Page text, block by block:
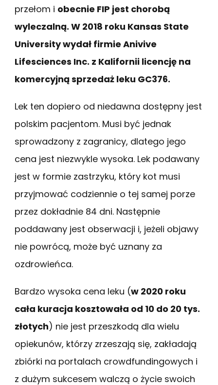
przełom i obecnie FIP jest chorobą
wyleczalną. W 2018 roku Kansas State
University wydał firmie Anivive
Lifesciences Inc. z Kalifornii licencję na
komercyjną sprzedaż leku GC376.
Lek ten dopiero od niedawna dostępny jest
polskim pacjentom. Musi być jednak
sprowadzony z zagranicy, dlatego jego
cena jest niezwykle wysoka. Lek podawany
jest w formie zastrzyku, który kot musi
przyjmować codziennie o tej samej porze
przez dokładnie 84 dni. Następnie
poddawany jest obserwacji i, jeżeli objawy
nie powrócą, może być uznany za
ozdrowieńca.
Bardzo wysoka cena leku (w 2020 roku
cała kuracja kosztowała od 10 do 20 tys.
złotych) nie jest przeszkodą dla wielu
opiekunów, którzy zrzeszają się, zakładają
zbiórki na portalach crowdfundingowych i
z dużym sukcesem walczą o życie swoich